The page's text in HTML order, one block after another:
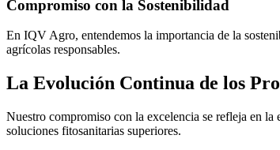
Compromiso con la Sostenibilidad
En IQV Agro, entendemos la importancia de la
agrícolas responsables.
La Evolución Continua de los
Nuestro compromiso con la excelencia se refleja en la
soluciones fitosanitarias superiores.